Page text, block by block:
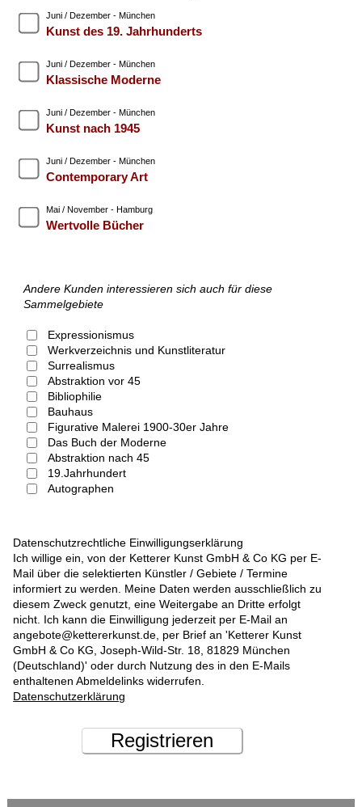
Juni / Dezember - München
Kunst des 19. Jahrhunderts
Juni / Dezember - München
Klassische Moderne
Juni / Dezember - München
Kunst nach 1945
Juni / Dezember - München
Contemporary Art
Mai / November - Hamburg
Wertvolle Bücher
Andere Kunden interessieren sich auch für diese
Sammelgebiete
Expressionismus
Werkverzeichnis und Kunstliteratur
Surrealismus
Abstraktion vor 45
Bibliophilie
Bauhaus
Figurative Malerei 1900-30er Jahre
Das Buch der Moderne
Abstraktion nach 45
19.Jahrhundert
Autographen
Datenschutzrechtliche Einwilligungserklärung
Ich willige ein, von der Ketterer Kunst GmbH & Co KG per E-
Mail über die selektierten Künstler / Gebiete / Termine
informiert zu werden. Meine Daten werden ausschließlich zu
diesem Zweck genutzt, eine Weitergabe an Dritte erfolgt
nicht. Ich kann die Einwilligung jederzeit per E-Mail an
angebote@kettererkunst.de, per Brief an 'Ketterer Kunst
GmbH & Co KG, Joseph-Wild-Str. 18, 81829 München
(Deutschland)' oder durch Nutzung des in den E-Mails
enthaltenen Abmeldelinks widerrufen.
Datenschutzerklärung
Registrieren